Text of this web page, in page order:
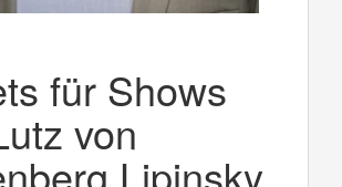
für Shows
von
Lipinsky